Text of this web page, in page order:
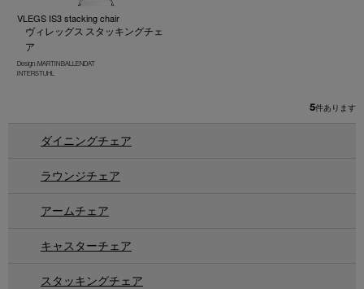
VLEGS IS3 stacking chair
ヴィレッグス スタッキングチェ
ア
Design : MARTIN BALLENDAT
INTERSTUHL
5件あります
ダイニングチェア
ラウンジチェア
アームチェア
キャスターチェア
スタッキングチェア